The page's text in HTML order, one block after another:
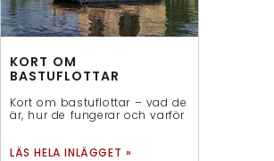
KORT OM
BASTUFLOTTAR
Kort om bastuflottar – vad de
är, hur de fungerar och varför
LÄS HELA INLÄGGET »